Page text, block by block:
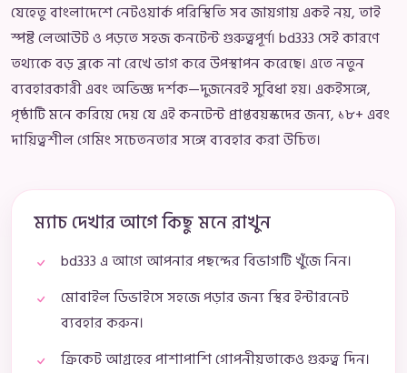
যেহেতু বাংলাদেশে নেটওয়ার্ক পরিস্থিতি সব জায়গায় একই নয়, তাই
স্পষ্ট লেআউট ও পড়তে সহজ কনটেন্ট গুরুত্বপূর্ণ। bd333 সেই কারণে
তথ্যকে বড় ব্লকে না রেখে ভাগ করে উপস্থাপন করেছে। এতে নতুন
ব্যবহারকারী এবং অভিজ্ঞ দর্শক—দুজনেরই সুবিধা হয়। একইসঙ্গে,
পৃষ্ঠাটি মনে করিয়ে দেয় যে এই কনটেন্ট প্রাপ্তবয়স্কদের জন্য, ১৮+ এবং
দায়িত্বশীল গেমিং সচেতনতার সঙ্গে ব্যবহার করা উচিত।
ম্যাচ দেখার আগে কিছু মনে রাখুন
bd333 এ আগে আপনার পছন্দের বিভাগটি খুঁজে নিন।
মোবাইল ডিভাইসে সহজে পড়ার জন্য স্থির ইন্টারনেট
ব্যবহার করুন।
ক্রিকেট আগ্রহের পাশাপাশি গোপনীয়তাকেও গুরুত্ব দিন।